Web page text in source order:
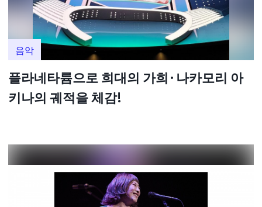
음악
플라네타륨으로 희대의 가희·나카모리 아
키나의 궤적을 체감!